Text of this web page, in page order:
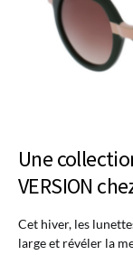
Une
VERSION
Cet hiver, les
large et révéler la